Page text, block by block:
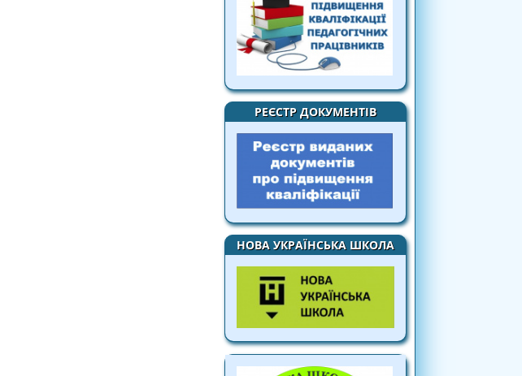
РЕЄСТР ДОКУМЕНТІВ
НОВА УКРАЇНСЬКА ШКОЛА